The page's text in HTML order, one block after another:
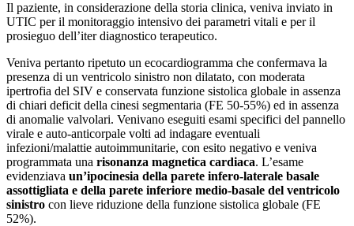
Il paziente, in considerazione della storia clinica, veniva inviato in
UTIC per il monitoraggio intensivo dei parametri vitali e per il
prosieguo dell’iter diagnostico terapeutico.
Veniva pertanto ripetuto un ecocardiogramma che confermava la
presenza di un ventricolo sinistro non dilatato, con moderata
ipertrofia del SIV e conservata funzione sistolica globale in assenza
di chiari deficit della cinesi segmentaria (FE 50-55%) ed in assenza
di anomalie valvolari. Venivano eseguiti esami specifici del pannello
virale e auto-anticorpale volti ad indagare eventuali
infezioni/malattie autoimmunitarie, con esito negativo e veniva
programmata una risonanza magnetica cardiaca. L’esame
evidenziava un’ipocinesia della parete infero-laterale basale
assottigliata e della parete inferiore medio-basale del ventricolo
sinistro con lieve riduzione della funzione sistolica globale (FE
52%).